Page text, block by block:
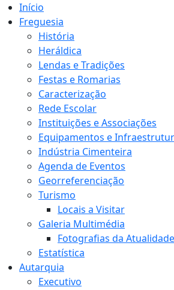
Início
Freguesia
História
Heráldica
Lendas e Tradições
Festas e Romarias
Caracterização
Rede Escolar
Instituições e Associações
Equipamentos e
Indústria Cimenteira
Agenda de Eventos
Georreferenciação
Turismo
Locais a Visitar
Galeria Multimédia
Fotografias da Atualidade
Estatística
Autarquia
Executivo